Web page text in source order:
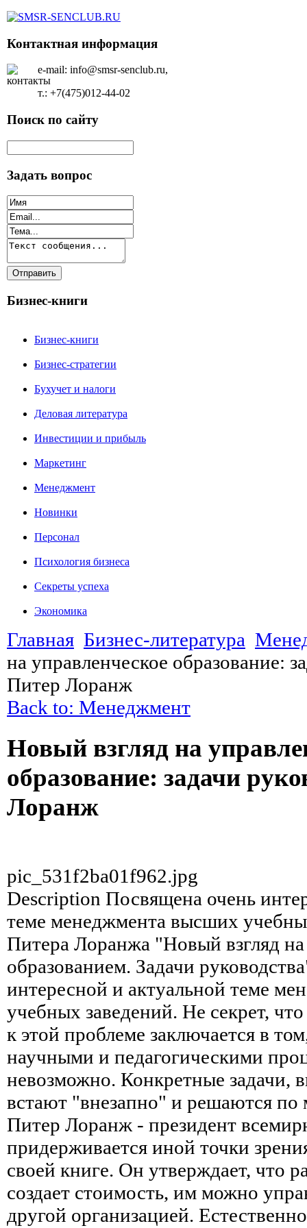
Контактная информация
e-mail: info@smsr-senclub.ru,
т.: +7(475)012-44-02
Поиск по сайту
Задать вопрос
Бизнес-книги
Бизнес-книги
Бизнес-стратегии
Бухучет и налоги
Деловая литература
Инвестиции и прибыль
Маркетинг
Менеджмент
Новинки
Персонал
Психология бизнеса
Секреты успеха
Экономика
Главная Бизнес-литература
на управленческое образование:
Питер Лоранж
Back to: Менеджмент
Новый взгляд на
образование: задачи
Лоранж
pic_531f2ba01f962.jpg
Description Посвящена очень
теме менеджмента высших
Питера Лоранжа "Новый взгляд
образованием. Задачи
интересной и актуальной теме
учебных заведений. Не секрет,
к этой проблеме заключается в
научными и педагогическими
невозможно. Конкретные задачи,
встают "внезапно" и решаются по
Питер Лоранж - президент
придерживается иной точки
своей книге. Он утверждает, что
создает стоимость, им можно
другой организацией.